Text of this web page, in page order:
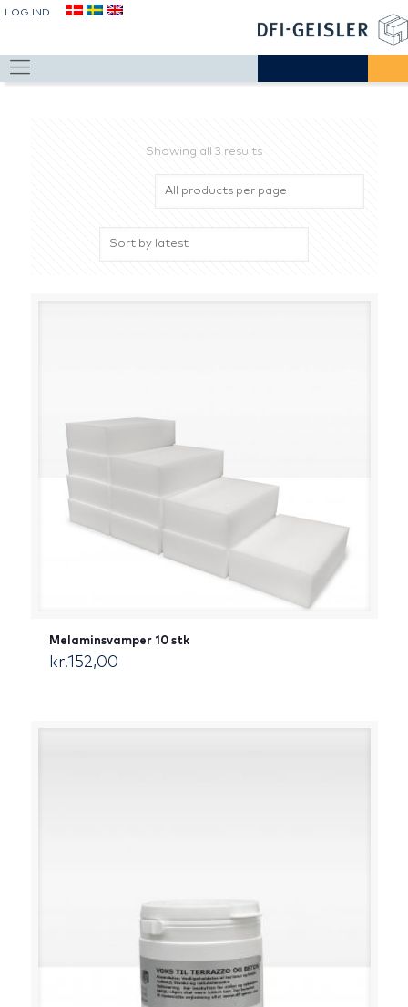
LOG IND
Showing all 3 results
Melaminsvamper 10 stk
kr.152,00